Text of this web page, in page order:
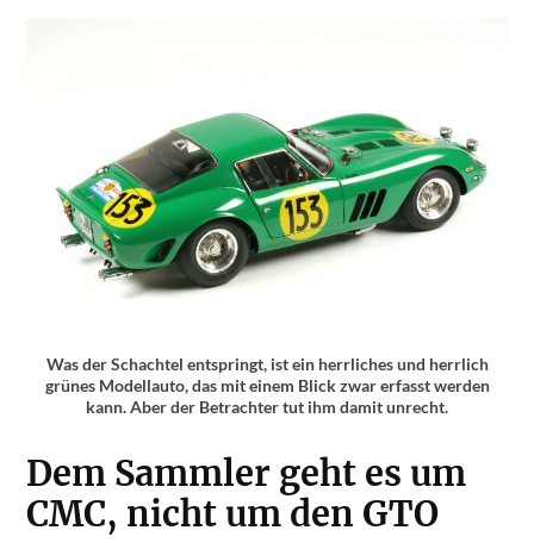
Was der Schachtel entspringt, ist ein herrliches und herrlich
grünes Modellauto, das mit einem Blick zwar erfasst werden
kann. Aber der Betrachter tut ihm damit unrecht.
Dem Sammler geht es um
CMC, nicht um den GTO